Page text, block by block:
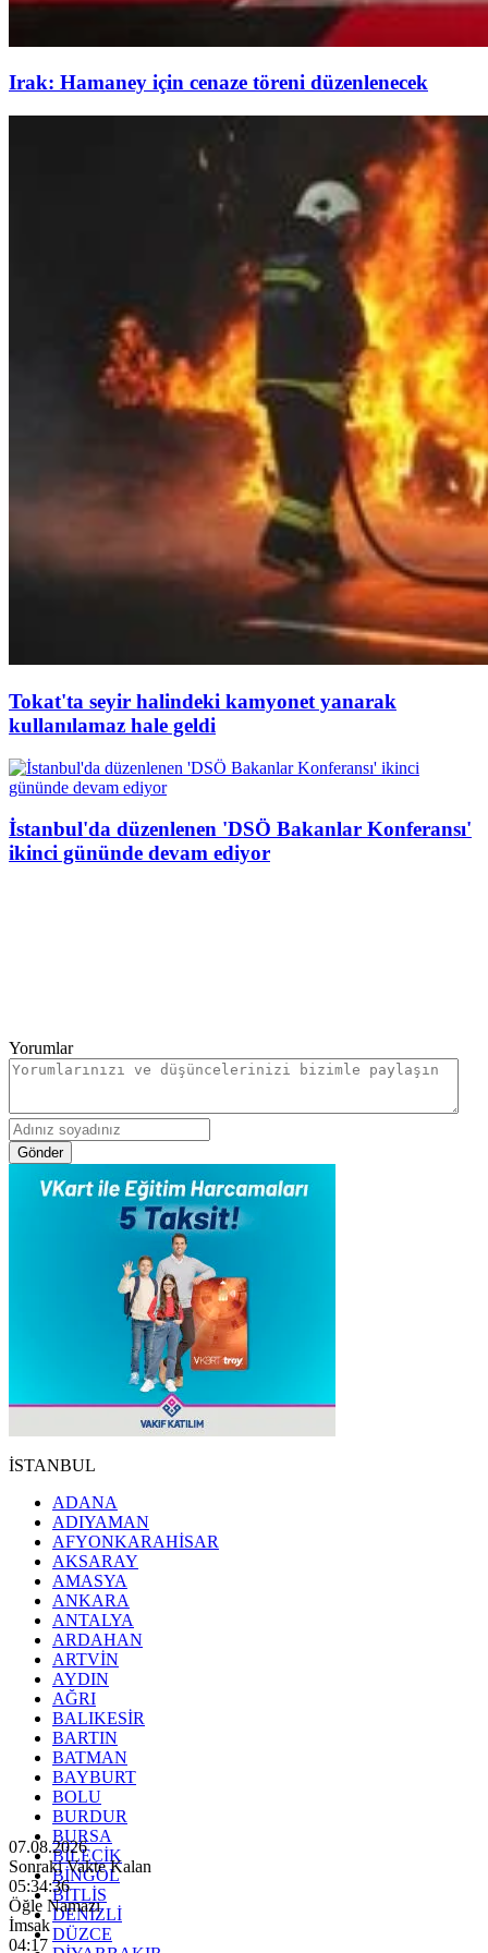
Irak: Hamaney için cenaze töreni düzenlenecek
Tokat'ta seyir halindeki kamyonet yanarak
kullanılamaz hale geldi
İstanbul'da düzenlenen 'DSÖ Bakanlar Konferansı'
ikinci gününde devam ediyor
Yorumlar
Gönder
İSTANBUL
ADANA
ADIYAMAN
AFYONKARAHİSAR
AKSARAY
AMASYA
ANKARA
ANTALYA
ARDAHAN
ARTVİN
AYDIN
AĞRI
BALIKESİR
BARTIN
BATMAN
BAYBURT
BOLU
BURDUR
BURSA
BİLECİK
BİNGÖL
BİTLİS
DENİZLİ
DÜZCE
07.08.2026
Sonraki Vakte Kalan
05:34:35
Öğle Namazı
İmsak
04:17